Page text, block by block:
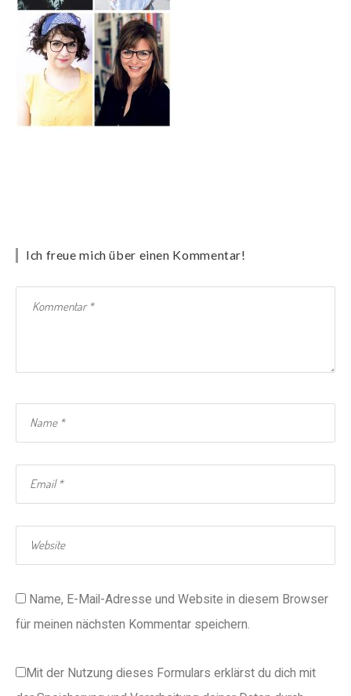
Ich freue mich über einen Kommentar!
Name, E-Mail-Adresse und Website in diesem Browser
für meinen nächsten Kommentar speichern.
Mit der Nutzung dieses Formulars erklärst du dich mit